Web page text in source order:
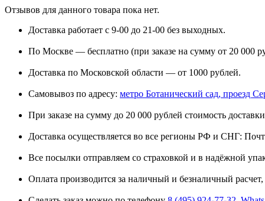
Отзывов для данного товара пока нет.
Доставка работает с 9-00 до 21-00 без выходных.
По Москве — бесплатно (при заказе на сумму от 20 000
Доставка по Московской области — от 1000 рублей.
Самовывоз по адресу: метро Ботанический сад, проезд
При заказе на сумму до 20 000 рублей стоимость
Доставка осуществляется во все регионы РФ и СНГ:
Все посылки отправляем со страховкой и в надёжной
Оплата производится за наличный и безналичный